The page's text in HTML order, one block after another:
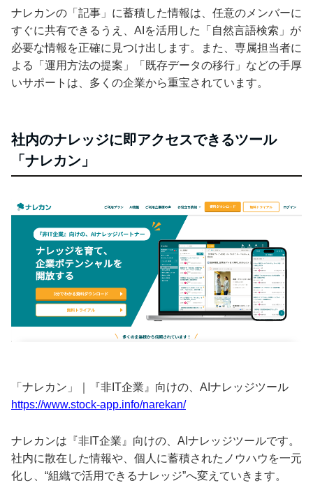
ナレカンの「記事」に蓄積した情報は、任意のメンバーに
すぐに共有できるうえ、AIを活用した「自然言語検索」が
必要な情報を正確に見つけ出します。また、専属担当者に
よる「運用方法の提案」「既存データの移行」などの手厚
いサポートは、多くの企業から重宝されています。
社内のナレッジに即アクセスできるツール
「ナレカン」
「ナレカン」｜『非IT企業』向けの、AIナレッジツール
https://www.stock-app.info/narekan/
ナレカンは『非IT企業』向けの、AIナレッジツールです。
社内に散在した情報や、個人に蓄積されたノウハウを一元
化し、“組織で活用できるナレッジ”へ変えていきます。